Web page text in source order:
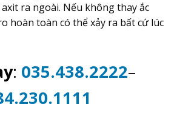
ra ngoài. Nếu không thay ắc
hoàn toàn có thể xảy ra bất cứ lúc
: 035.438.2222–